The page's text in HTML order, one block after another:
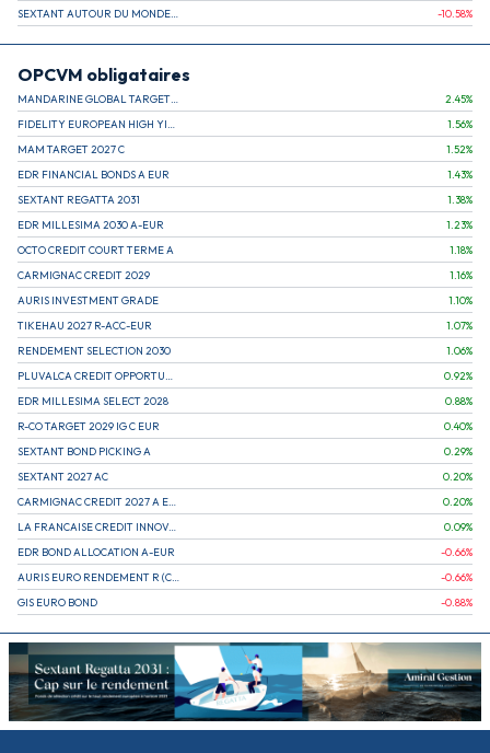
-10.58%
OPCVM obligataires
2.45%
1.56%
MAM TARGET 2027 C
1.52%
EDR FINANCIAL BONDS A EUR
1.43%
SEXTANT REGATTA 2031
1.38%
EDR MILLESIMA 2030 A-EUR
1.23%
OCTO CREDIT COURT TERME A
1.18%
CARMIGNAC CREDIT 2029
1.16%
AURIS INVESTMENT GRADE
1.10%
TIKEHAU 2027 R-ACC-EUR
1.07%
RENDEMENT SELECTION 2030
1.06%
0.92%
EDR MILLESIMA SELECT 2028
0.88%
R-CO TARGET 2029 IG C EUR
0.40%
SEXTANT BOND PICKING A
0.29%
SEXTANT 2027 AC
0.20%
0.20%
LA FRANCAISE CREDIT INNOVATION
0.09%
EDR BOND ALLOCATION A-EUR
-0.66%
-0.66%
GIS EURO BOND
-0.88%